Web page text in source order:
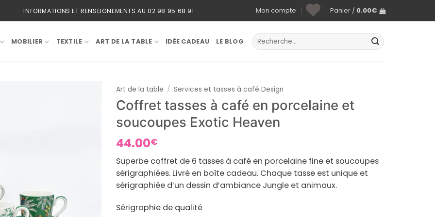
INFORMATIONS ET RENSEIGNEMENTS AU 02 98 95 68 91 Mon compte Panier / 0.00€
MOBILIER TEXTILE ART DE LA TABLE IDÉE CADEAU LE BLOG
Recherche
pour :
Art de la table / Services et tasses à café Design
Coffret tasses à café en porcelaine et
soucoupes Exotic Heaven
44.00€
Superbe coffret de 6 tasses à café en porcelaine fine et soucoupes
sérigraphiées. Livré en boîte cadeau. Chaque tasse est unique et
sérigraphiée d’un dessin d’ambiance Jungle et animaux.
Sérigraphie de qualité